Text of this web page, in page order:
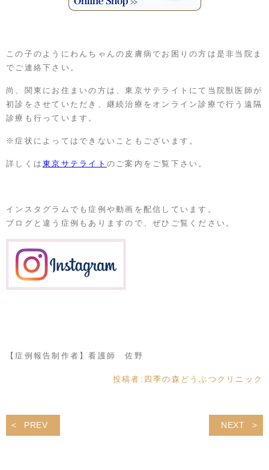
この子のようにわんちゃんの皮膚病でお困りの方は是非当院ま
でご連絡下さい。
尚、関東にお住まいの方は、東京サテライトにて当院獣医師が
初診をさせていただき、継続治療をオンライン診療で行う遠隔
診療も行っています。
※症状によってはできないこともございます。
詳しくは 東京サテライト のご案内をご覧下さい。
インスタグラムでも症例や動画を配信しています。
ブログと違う症例もありますので、ぜひご覧ください。
【症例報告制作者】看護師 佐野
投稿者: 四季の森どうぶつクリニック
PREV NEXT